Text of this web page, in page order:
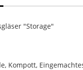
"Storage"
Kompott,